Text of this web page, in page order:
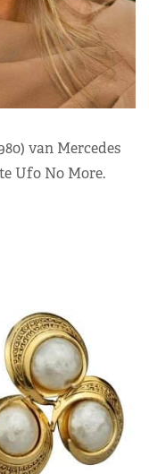
van Mercedes
Ufo No More.